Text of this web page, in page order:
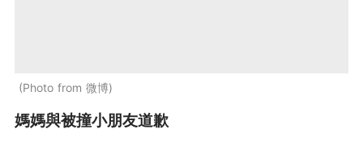
Photo from 微博
媽媽與被撞小朋友道歉